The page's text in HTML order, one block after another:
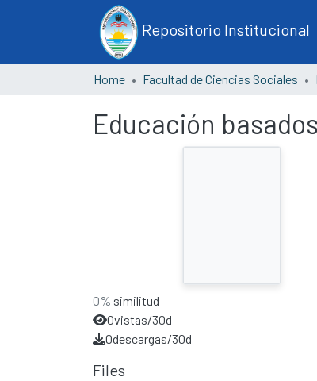
Repositorio Institucional
Home Facultad de Ciencias Sociales
Educación
0% similitud
0vistas/30d
0descargas/30d
Files